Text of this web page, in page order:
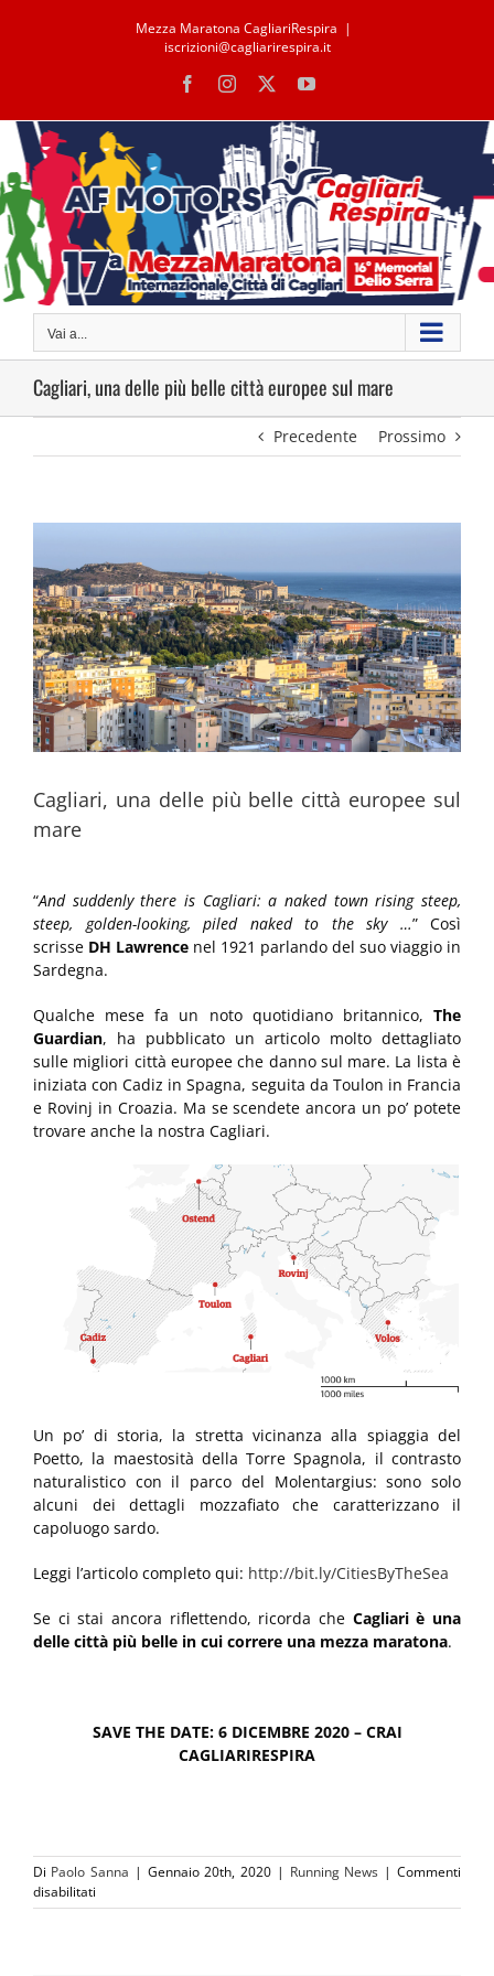
Mezza Maratona CagliariRespira |
iscrizioni@cagliarirespira.it
FacebookInstagram YouTube
Vai a...
Cagliari, una delle più belle città europee sul mare
Precedente Prossimo
Cagliari, una delle più belle città europee sul
mare
“And suddenly there is Cagliari: a naked town rising steep,
steep, golden-looking, piled naked to the sky …” Così
scrisse DH Lawrence nel 1921 parlando del suo viaggio in
Sardegna.
Qualche mese fa un noto quotidiano britannico, The
Guardian, ha pubblicato un articolo molto dettagliato
sulle migliori città europee che danno sul mare. La lista è
iniziata con Cadiz in Spagna, seguita da Toulon in Francia
e Rovinj in Croazia. Ma se scendete ancora un po’ potete
trovare anche la nostra Cagliari.
Un po’ di storia, la stretta vicinanza alla spiaggia del
Poetto, la maestosità della Torre Spagnola, il contrasto
naturalistico con il parco del Molentargius: sono solo
alcuni dei dettagli mozzafiato che caratterizzano il
capoluogo sardo.
Leggi l’articolo completo qui: http://bit.ly/CitiesByTheSea
Se ci stai ancora riflettendo, ricorda che Cagliari è una
delle città più belle in cui correre una mezza maratona.
SAVE THE DATE: 6 DICEMBRE 2020 – CRAI
CAGLIARIRESPIRA
Di Paolo Sanna | Gennaio 20th, 2020 | Running News | Commenti
disabilitati
Cagliari,